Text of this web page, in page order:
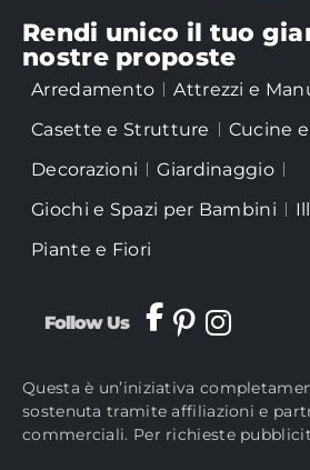
Rendi unico il tuo
nostre proposte
Arredamento
Attrezzi e
Casette e Strutture
Cucine
Decorazioni
Giardinaggio
Giochi e Spazi per Bambini
Piante e Fiori
Follow Us
Questa è un’iniziativa
sostenuta tramite affiliazioni e
commerciali. Per richieste